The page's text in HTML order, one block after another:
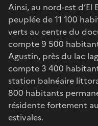
Ainsi, au nord-est d’El
peuplée de 11 100
verts au centre du
compte 9 500
Agustin, près du lac
compte 3 400
station balnéaire
800 habitants
résidente fortement
estivales.